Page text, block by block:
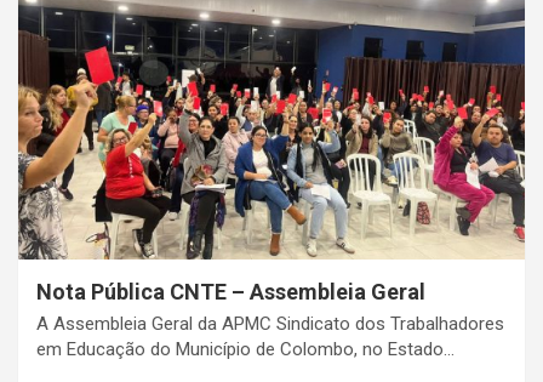
Nota Pública CNTE – Assembleia Geral
A Assembleia Geral da APMC Sindicato dos Trabalhadores
em Educação do Município de Colombo, no Estado…